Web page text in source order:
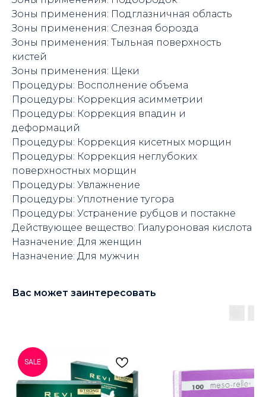
Зоны применения: Подглазничная область
Зоны применения: Слезная борозда
Зоны применения: Тыльная поверхность
кистей
Зоны применения: Щеки
Процедуры: Восполнение объема
Процедуры: Коррекция асимметрии
Процедуры: Коррекция впадин и
деформаций
Процедуры: Коррекция кисетных морщин
Процедуры: Коррекция неглубоких
поверхностных морщин
Процедуры: Увлажнение
Процедуры: Уплотнение тугора
Процедуры: Устранение рубцов и постакне
Действующее вещество: Гиалуроновая кислота
Назначение: Для женщин
Назначение: Для мужчин
Вас может заинтересовать
SALE